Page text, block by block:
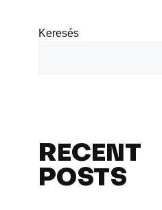
Keresés
RECENT
POSTS